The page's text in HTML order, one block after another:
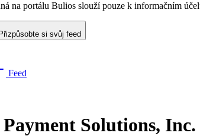
na portálu Bulios slouží pouze k informačním
Přizpůsobte si svůj feed
Feed
Solutions, Inc.